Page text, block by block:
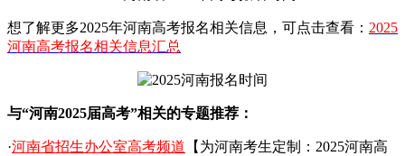
想了解更多2025年河南高考报名相关信息，可点击查看： 2025
河南高考报名相关信息汇总
与“河南2025届高考”相关的专题推荐：
·河南省招生办公室高考频道 【为河南考生定制：2025河南高